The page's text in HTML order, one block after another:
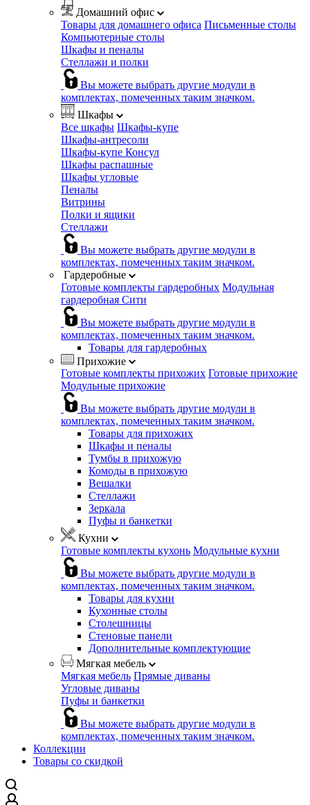
Домашний офис
Товары для домашнего офиса Письменные столы
Компьютерные столы
Шкафы и пеналы
Стеллажи и полки
Вы можете выбрать другие модули в
комплектах, помеченных таким значком.
Шкафы
Все шкафы Шкафы-купе
Шкафы-антресоли
Шкафы-купе Консул
Шкафы распашные
Шкафы угловые
Пеналы
Витрины
Полки и ящики
Стеллажи
Вы можете выбрать другие модули в
комплектах, помеченных таким значком.
Гардеробные
Готовые комплекты гардеробных Модульная
гардеробная Сити
Вы можете выбрать другие модули в
комплектах, помеченных таким значком.
Товары для гардеробных
Прихожие
Готовые комплекты прихожих Готовые прихожие
Модульные прихожие
Вы можете выбрать другие модули в
комплектах, помеченных таким значком.
Товары для прихожих
Шкафы и пеналы
Тумбы в прихожую
Комоды в прихожую
Вешалки
Стеллажи
Зеркала
Пуфы и банкетки
Кухни
Готовые комплекты кухонь Модульные кухни
Вы можете выбрать другие модули в
комплектах, помеченных таким значком.
Товары для кухни
Кухонные столы
Столешницы
Стеновые панели
Дополнительные комплектующие
Мягкая мебель
Мягкая мебель Прямые диваны
Угловые диваны
Пуфы и банкетки
Вы можете выбрать другие модули в
комплектах, помеченных таким значком.
Коллекции
Товары со скидкой